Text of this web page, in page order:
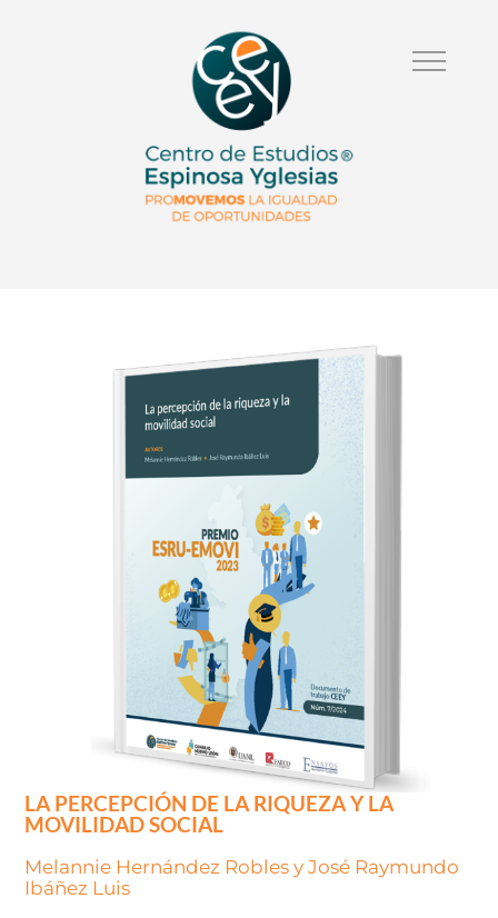
LA PERCEPCIÓN DE LA RIQUEZA Y LA
MOVILIDAD SOCIAL
Melannie Hernández Robles y José Raymundo
Ibáñez Luis